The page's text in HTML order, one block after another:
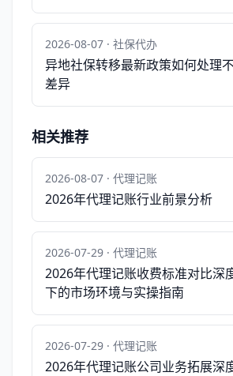
2026-08-07 · 社保代办
异地社保转移最新政策如何处理
差异
相关推荐
2026-08-07 · 代理记账
2026年代理记账行业前景分析
2026-07-29 · 代理记账
2026年代理记账收费标准对比深
下的市场环境与实操指南
2026-07-29 · 代理记账
2026年代理记账公司业务拓展深